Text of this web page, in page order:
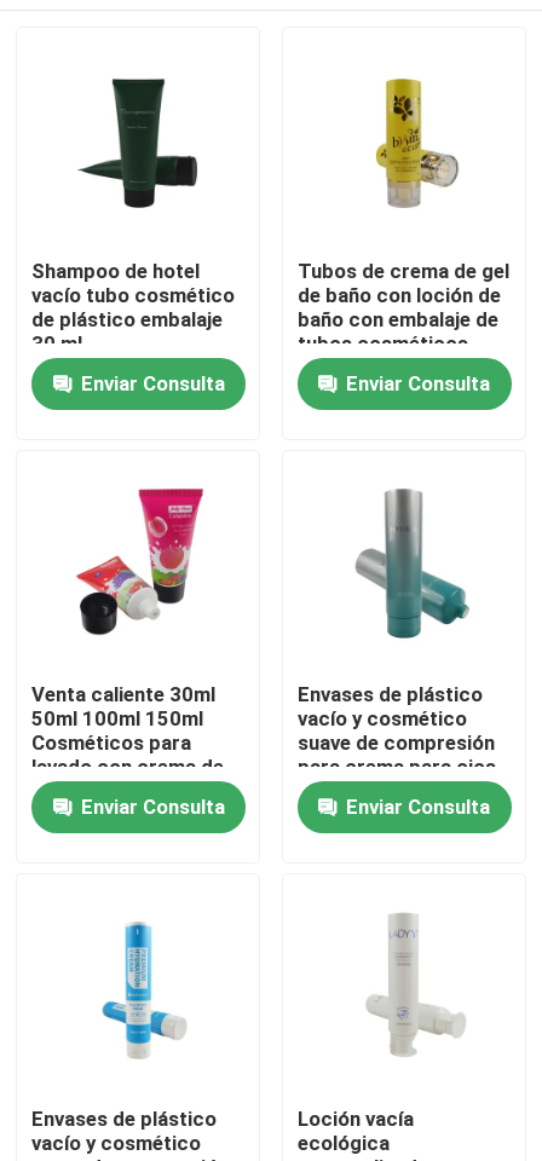
Sobre nosotros
Recorrido por la fábrica
Control de calidad
Solicitar una cita
Tubo cosmético
tubo cosmético vacío
Shampoo de hotel
vacío tubo cosmético
de plástico embalaje
30 ml
Enviar Consulta
Tubos de crema de gel
de baño con loción de
baño con embalaje de
tubos cosméticos
ecológicos
personalizados con
tapa de tapa
Enviar Consulta
Venta caliente 30ml
50ml 100ml 150ml
Cosméticos para
lavado con crema de
lavado Tubo blando
para loción corporal
crema para manos
Enviar Consulta
Envases de plástico
vacío y cosmético
suave de compresión
para crema para ojos
Enviar Consulta
Envases de plástico
vacío y cosmético
Loción vacía
ecológica